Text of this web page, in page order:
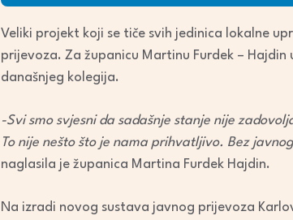
Veliki projekt koji se tiče svih jedinica lokalne
prijevoza. Za županicu Martinu Furdek –
današnjeg kolegija.
-Svi smo svjesni da sadašnje stanje nije
To nije nešto što je nama prihvatljivo. Bez
naglasila je županica Martina Furdek Hajdin.
Na izradi novog sustava javnog prijevoza